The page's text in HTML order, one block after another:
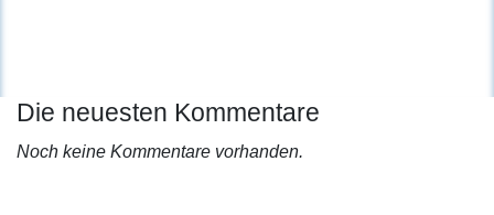
Die neuesten Kommentare
Noch keine Kommentare vorhanden.